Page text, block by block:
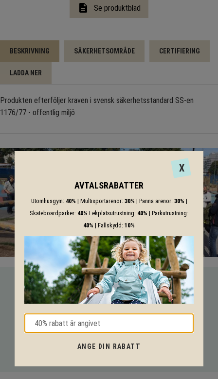
description Se produktblad
BESKRIVNING SÄKERHETSOMRÅDE CERTIFIERING
LADDA NER
Produkten efterföljer kraven i svensk säkerhetsstandard SS-en
1176/77 - offentlig miljö
VI HJÄLPER DIG HELA VÄGEN!
tekniska lösningar så hjälper vi dig igenom hela projektet.
support@kpln.se
X
AVTALSRABATTER
Utomhusgym: 40% | Multisportarenor: 30% | Panna arenor: 30% |
Skateboardparker: 40% Lekplatsutrustning: 40% | Parkutrustning:
40% | Fallskydd: 10%
ANGE DIN RABATT